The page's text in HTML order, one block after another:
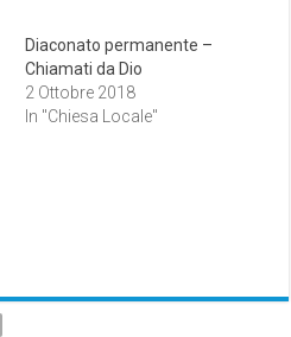
Diaconato permanente –
Chiamati da Dio
2 Ottobre 2018
In "Chiesa Locale"